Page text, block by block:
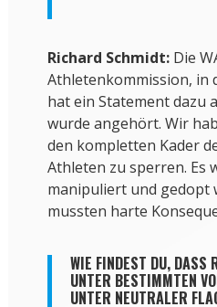
Richard Schmidt:Die
Athletenkommission, in
hat ein Statement dazu
wurde angehört. Wir
den kompletten Kader
Athleten zu sperren. Es
manipuliert und gedopt
mussten harte
WIE FINDEST DU, DASS
UNTER BESTIMMTEN
UNTER NEUTRALER